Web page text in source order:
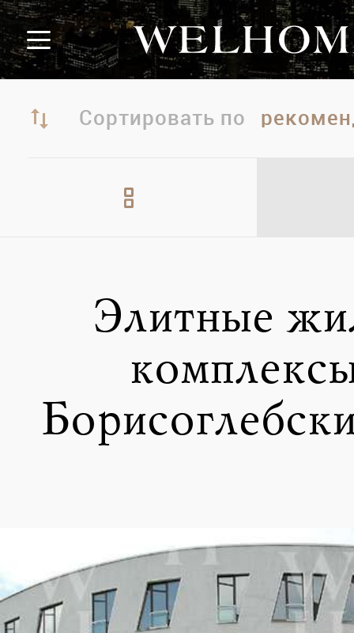
Сортировать по
Элитные